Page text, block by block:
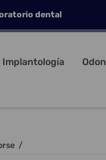
dental
Implantología
/